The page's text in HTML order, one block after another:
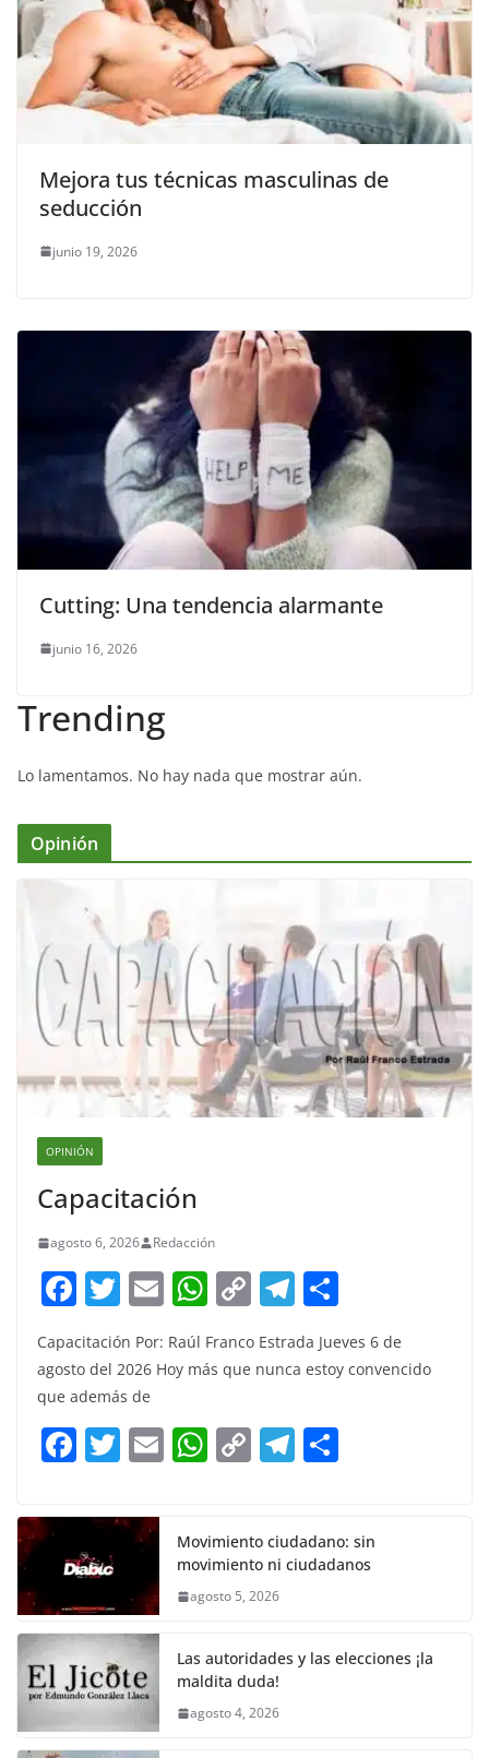
Mejora tus técnicas masculinas de
seducción
junio 19, 2026
Cutting: Una tendencia alarmante
junio 16, 2026
Trending
Lo lamentamos. No hay nada que mostrar aún.
Opinión
OPINIÓN
Capacitación
agosto 6, 2026 Redacción
F
a
c
e
b
o
k
T
itt
er
E
m
ai
W
at
A
p
C
p
Li
n
T
el
e
a
m
ar
e
Capacitación Por: Raúl Franco Estrada Jueves 6 de
agosto del 2026 Hoy más que nunca estoy convencido
que además de
F
c
e
b
o
o
k
T
itt
er
E W
s
A
p
C
y
Li
k
T
gr
a
e
Movimiento ciudadano: sin
movimiento ni ciudadanos
agosto 5, 2026
Las autoridades y las elecciones ¡la
maldita duda!
agosto 4, 2026